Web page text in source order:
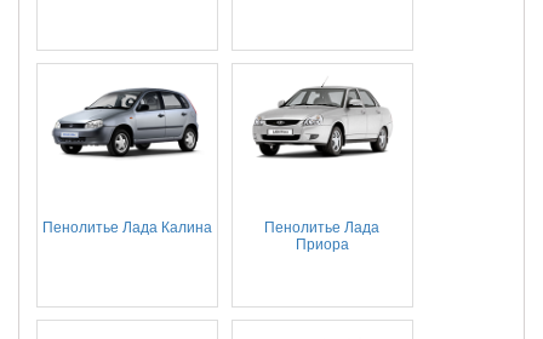
Пенолитье Лада Калина
Пенолитье Лада
Приора